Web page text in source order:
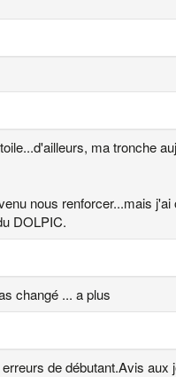
ma tronche
nous renforcer...mais
DOLPIC.
changé ... a plus
de débutant.Avis aux